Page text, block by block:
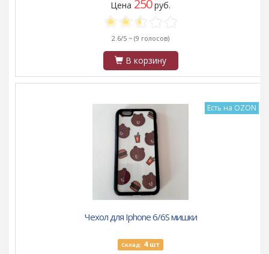
Цена 250руб.
2.6/5 ~ (9 голосов)
В корзину
Есть на OZON
Чехол для Iphone 6/6S мишки
Склад: 4шт